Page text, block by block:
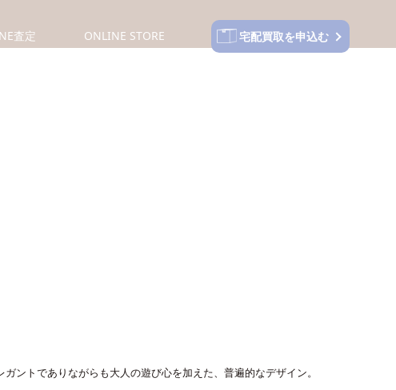
査定 ONLINE STORE 宅配買取を申込む
ントでありながらも大人の遊び心を加えた、普遍的なデザイン。